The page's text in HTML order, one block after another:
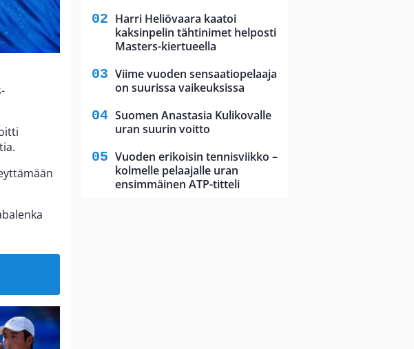
Harri Heliövaara kaatoi
kaksinpelin tähtinimet helposti
Masters-kiertueella
Viime vuoden sensaatiopelaaja
on suurissa vaikeuksissa
Suomen Anastasia Kulikovalle
uran suurin voitto
Vuoden erikoisin tennisviikko –
kolmelle pelaajalle uran
ensimmäinen ATP-titteli